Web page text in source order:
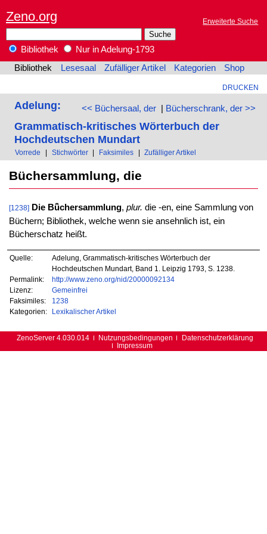
Zeno.org Erweiterte Suche
Bibliothek
Nur in Adelung-1793
Bibliothek
Lesesaal Zufälliger Artikel Kategorien Shop
DRUCKEN
<< Büchersaal, der| Bücherschrank, der >>
Adelung:
Grammatisch-kritisches Wörterbuch der
Hochdeutschen Mundart
Vorrede | Stichwörter | Faksimiles | Zufälliger Artikel
Büchersammlung, die
[1238] Die Bǖchersammlung, plur. die -en, eine Sammlung von
Büchern; Bibliothek, welche wenn sie ansehnlich ist, ein
Bücherschatz heißt.
Quelle:
Adelung, Grammatisch-kritisches Wörterbuch der
Hochdeutschen Mundart, Band 1. Leipzig 1793, S. 1238.
Permalink:
http://www.zeno.org/nid/20000092134
Lizenz:
Gemeinfrei
Faksimiles:
1238
Kategorien:
Lexikalischer Artikel
ZenoServer 4.030.014 Nutzungsbedingungen
Datenschutzerklärung
Impressum